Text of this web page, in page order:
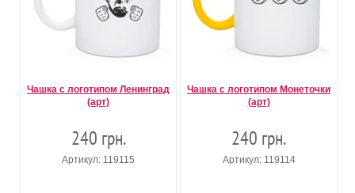
Чашка с логотипом Ленинград
(арт)
240 грн.
Артикул: 119115
Чашка с логотипом Монеточки
(арт)
240 грн.
Артикул: 119114